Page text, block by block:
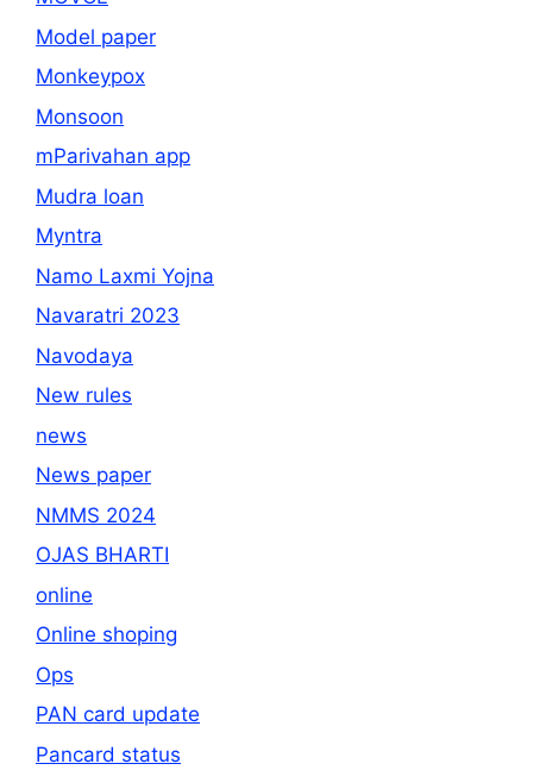
Model paper
Monkeypox
Monsoon
mParivahan app
Mudra loan
Myntra
Namo Laxmi Yojna
Navaratri 2023
Navodaya
New rules
news
News paper
NMMS 2024
OJAS BHARTI
online
Online shoping
Ops
PAN card update
Pancard status